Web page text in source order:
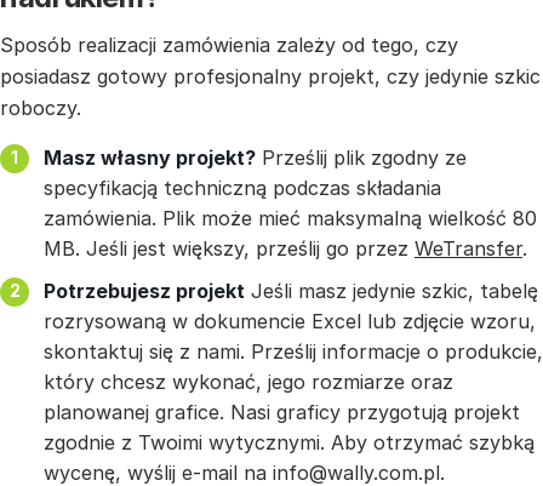
Sposób realizacji zamówienia zależy od tego, czy
posiadasz gotowy profesjonalny projekt, czy jedynie szkic
roboczy.
Masz własny projekt? Prześlij plik zgodny ze
specyfikacją techniczną podczas składania
zamówienia. Plik może mieć maksymalną wielkość 80
MB. Jeśli jest większy, prześlij go przez WeTransfer.
Potrzebujesz projekt Jeśli masz jedynie szkic, tabelę
rozrysowaną w dokumencie Excel lub zdjęcie wzoru,
skontaktuj się z nami. Prześlij informacje o produkcie,
który chcesz wykonać, jego rozmiarze oraz
planowanej grafice. Nasi graficy przygotują projekt
zgodnie z Twoimi wytycznymi. Aby otrzymać szybką
wycenę, wyślij e-mail na info@wally.com.pl.